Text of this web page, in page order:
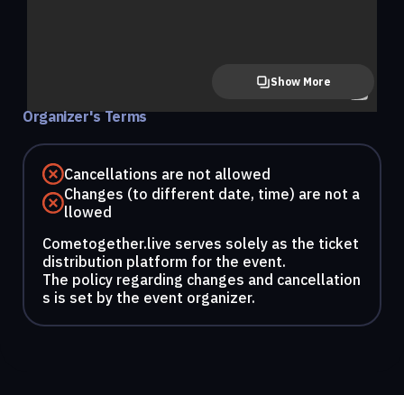
Show More
Organizer's Terms
Cancellations are not allowed
Changes (to different date, time) are not a
llowed
Cometogether.live serves solely as the ticket
distribution platform for the event.
The policy regarding changes and cancellation
s is set by the event organizer.